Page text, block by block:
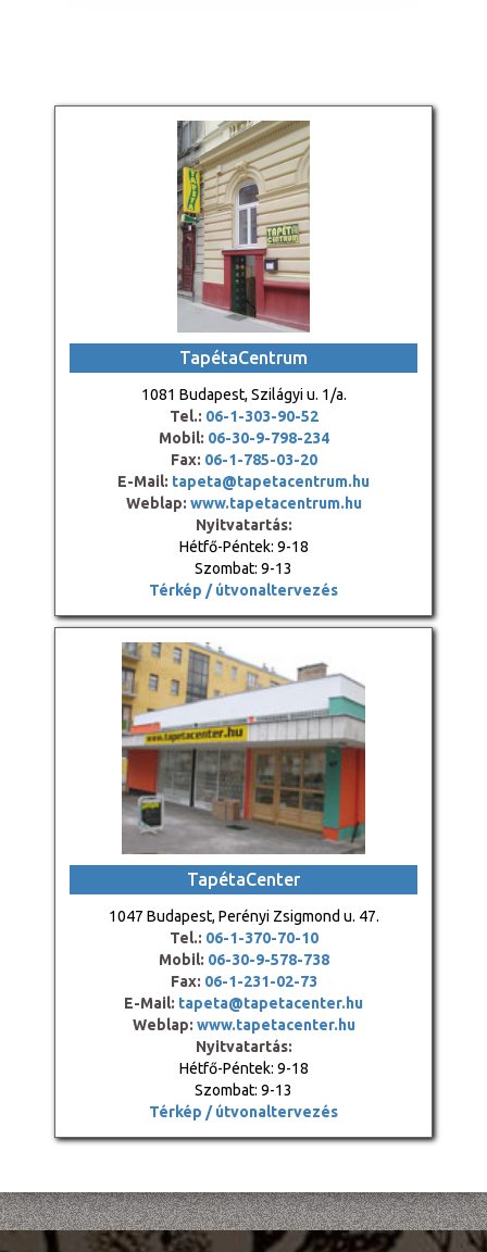
TapétaCentrum
1081 Budapest, Szilágyi u. 1/a.
Tel.: 06-1-303-90-52
Mobil: 06-30-9-798-234
Fax: 06-1-785-03-20
E-Mail: tapeta@tapetacentrum.hu
Weblap: www.tapetacentrum.hu
Nyitvatartás:
Hétfő-Péntek: 9-18
Szombat: 9-13
Térkép / útvonaltervezés
TapétaCenter
1047 Budapest, Perényi Zsigmond u. 47.
Tel.: 06-1-370-70-10
Mobil: 06-30-9-578-738
Fax: 06-1-231-02-73
E-Mail: tapeta@tapetacenter.hu
Weblap: www.tapetacenter.hu
Nyitvatartás:
Hétfő-Péntek: 9-18
Szombat: 9-13
Térkép / útvonaltervezés